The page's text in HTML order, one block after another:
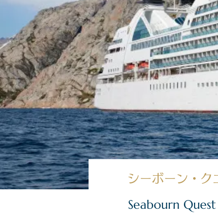
シーボーン・ク
Seabourn Quest